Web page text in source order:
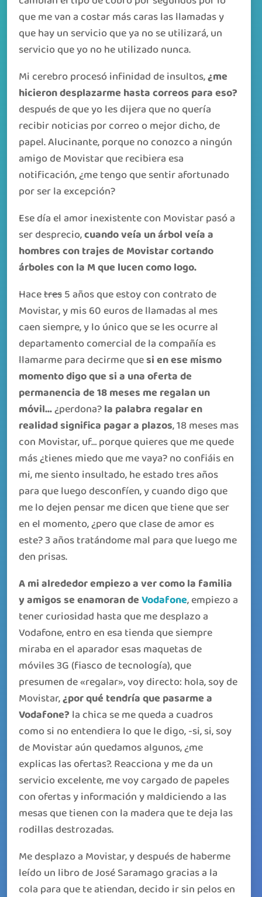
que me van a costar más caras las llamadas y
que hay un servicio que ya no se utilizará, un
servicio que yo no he utilizado nunca.
Mi cerebro procesó infinidad de insultos,¿me
hicieron desplazarme hasta correos para eso?
después de que yo les dijera que no quería
recibir noticias por correo o mejor dicho, de
papel. Alucinante, porque no conozco a ningún
amigo de Movistar que recibiera esa
notificación, ¿me tengo que sentir afortunado
por ser la excepción?
Ese día el amor inexistente con Movistar pasó a
ser desprecio,cuando veía un árbol veía a
hombres con trajes de Movistar cortando
árboles con la M que lucen como logo.
Hacetres5 años que estoy con contrato de
Movistar, y mis 60 euros de llamadas al mes
caen siempre, y lo único que se les ocurre al
departamento comercial de la compañía es
llamarme para decirme quesi en ese mismo
momento digo que si a una oferta de
permanencia de 18 meses me regalan un
móvil…¿perdona?la palabra regalar en
realidad significa pagar a plazos, 18 meses mas
con Movistar, uf… porque quieres que me quede
más ¿tienes miedo que me vaya? no confiáis en
mi, me siento insultado, he estado tres años
para que luego desconfíen, y cuando digo que
me lo dejen pensar me dicen que tiene que ser
en el momento, ¿pero que clase de amor es
este? 3 años tratándome mal para que luego me
den prisas.
A mi alrededor empiezo a ver como la familia
y amigos se enamoran deVodafone, empiezo a
tener curiosidad hasta que me desplazo a
Vodafone, entro en esa tienda que siempre
miraba en el aparador esas maquetas de
móviles 3G (fiasco de tecnología), que
presumen de «regalar», voy directo: hola, soy de
Movistar,¿por qué tendría que pasarme a
Vodafone? la chica se me queda a cuadros
como si no entendiera lo que le digo, -si, si, soy
de Movistar aún quedamos algunos, ¿me
explicas las ofertas?. Reacciona y me da un
servicio excelente, me voy cargado de papeles
con ofertas y información y maldiciendo a las
mesas que tienen con la madera que te deja las
rodillas destrozadas.
Me desplazo a Movistar, y después de haberme
leído un libro de José Saramago gracias a la
cola para que te atiendan, decido ir sin pelos en